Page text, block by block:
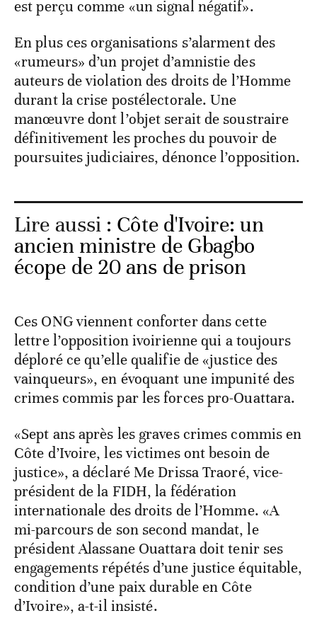
est perçu comme «un signal négatif».
En plus ces organisations s’alarment des
«rumeurs» d’un projet d’amnistie des
auteurs de violation des droits de l’Homme
durant la crise postélectorale. Une
manœuvre dont l’objet serait de soustraire
définitivement les proches du pouvoir de
poursuites judiciaires, dénonce l’opposition.
Lire aussi : Côte d'Ivoire: un
ancien ministre de Gbagbo
écope de 20 ans de prison
Ces ONG viennent conforter dans cette
lettre l’opposition ivoirienne qui a toujours
déploré ce qu’elle qualifie de «justice des
vainqueurs», en évoquant une impunité des
crimes commis par les forces pro-Ouattara.
«Sept ans après les graves crimes commis en
Côte d’Ivoire, les victimes ont besoin de
justice», a déclaré Me Drissa Traoré, vice-
président de la FIDH, la fédération
internationale des droits de l’Homme. «A
mi-parcours de son second mandat, le
président Alassane Ouattara doit tenir ses
engagements répétés d’une justice équitable,
condition d’une paix durable en Côte
d’Ivoire», a-t-il insisté.